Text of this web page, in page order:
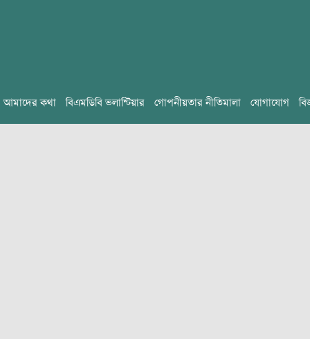
আমাদের কথা বিএমডিবি ভলান্টিয়ার গোপনীয়তার নীতিমালা যোগাযোগ